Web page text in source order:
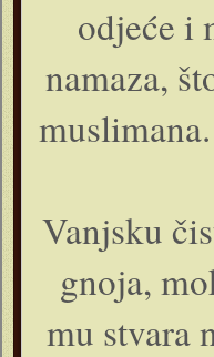
odjeće i
namaza,
Vanjsku
gnoja,
mu stvara